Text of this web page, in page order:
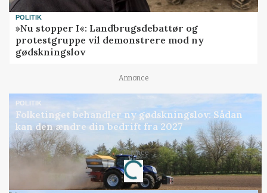
POLITIK
»Nu stopper I«: Landbrugsdebattør og
protestgruppe vil demonstrere mod ny
gødskningslov
Annonce
POLITIK
Folketinget behandler ny gødskningslov: Sådan
kan den ændre din bedrift fra 2027
Annonce
Loading...